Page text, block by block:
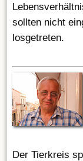
sollten nicht
losgetreten.
Der Tierkreis